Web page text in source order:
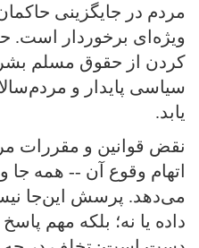
مردم در جایگزینی
ویژه‌ای برخوردار است.
کردن از حقوق مسلم
سیاسی پایدار و
یابد.
نقض قوانین و مقررات
اتهام وقوع آن -- همه جا
می‌دهد. پرسش این‌جا
داده یا نه؛ بلکه مهم